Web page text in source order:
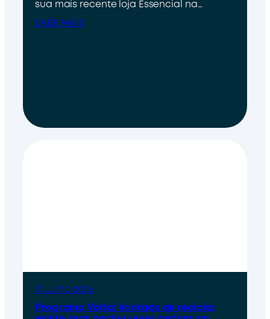
sua mais recente loja Essencial na…
SABE MAIS
31 Julho 2026
Programa Volta: Vontade de reciclar